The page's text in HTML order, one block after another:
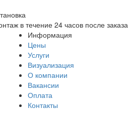
в течение 24 часов после заказа
Информация
Цены
Услуги
Визуализация
О компании
Вакансии
Оплата
Контакты